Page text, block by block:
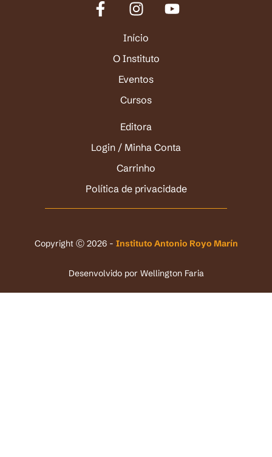
Início
O Instituto
Eventos
Cursos
Editora
Login / Minha Conta
Carrinho
Política de privacidade
Copyright Ⓒ 2026 - Instituto Antonio Royo Marín
Desenvolvido por Wellington Faria